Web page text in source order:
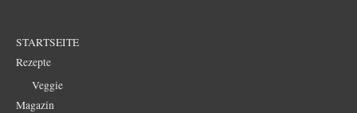
STARTSEITE
Rezepte
Veggie
Magazin